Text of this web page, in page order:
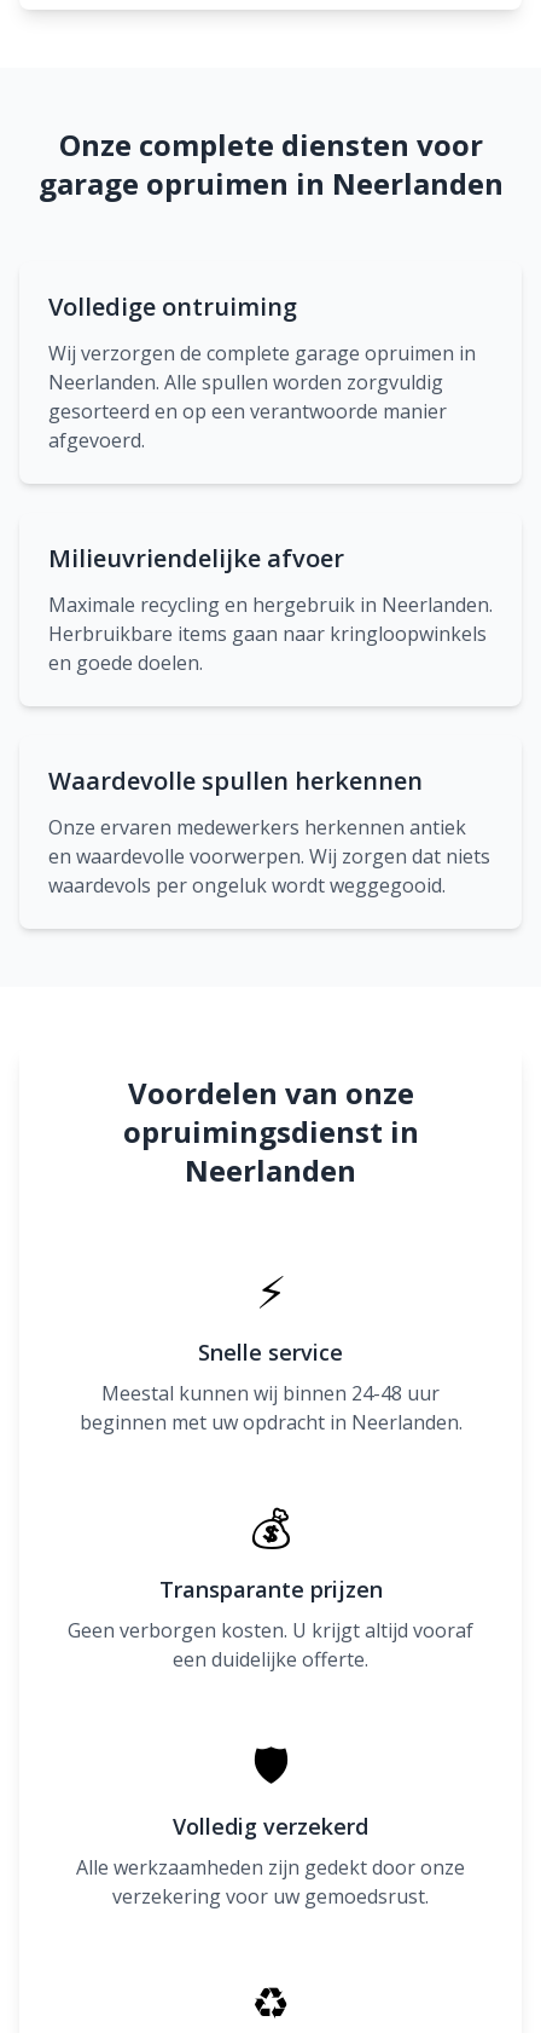
Onze complete diensten voor
garage opruimen in Neerlanden
Volledige ontruiming
Wij verzorgen de complete garage opruimen in
Neerlanden. Alle spullen worden zorgvuldig
gesorteerd en op een verantwoorde manier
afgevoerd.
Milieuvriendelijke afvoer
Maximale recycling en hergebruik in Neerlanden.
Herbruikbare items gaan naar kringloopwinkels
en goede doelen.
Waardevolle spullen herkennen
Onze ervaren medewerkers herkennen antiek
en waardevolle voorwerpen. Wij zorgen dat niets
waardevols per ongeluk wordt weggegooid.
Voordelen van onze
opruimingsdienst in
Neerlanden
⚡
Snelle service
Meestal kunnen wij binnen 24-48 uur
beginnen met uw opdracht in Neerlanden.
💰
Transparante prijzen
Geen verborgen kosten. U krijgt altijd vooraf
een duidelijke offerte.
🛡
Volledig verzekerd
Alle werkzaamheden zijn gedekt door onze
verzekering voor uw gemoedsrust.
♻